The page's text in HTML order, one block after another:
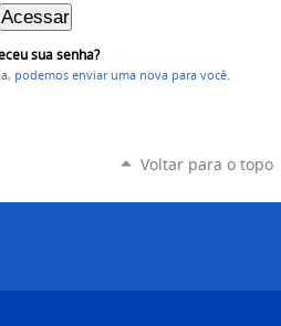
sua senha?
podemos enviar uma nova para você
Voltar para o topo